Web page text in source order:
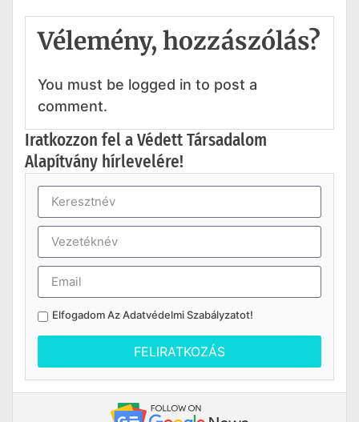
Vélemény, hozzászólás?
You must be logged in to post a
comment.
Iratkozzon fel a Védett Társadalom
Alapítvány hírlevelére!
Elfogadom AzAdatvédelmi Szabályzatot!
FELIRATKOZÁS